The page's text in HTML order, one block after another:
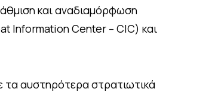
και αναδιαμόρφωση
Information Center – CIC) και
τα αυστηρότερα στρατιωτικά